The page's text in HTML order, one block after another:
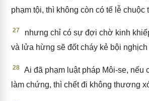
phạm tội, thì không còn có tế lễ chuộc
27
nhưng chỉ có sự đợi chờ kinh
và lửa hừng sẽ đốt cháy kẻ bội nghịch
28
Ai đã phạm luật pháp Môi-se, nếu
làm chứng, thì chết đi không thương